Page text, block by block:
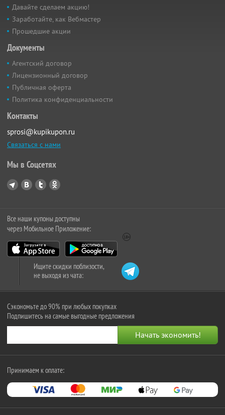
Давайте сделаем акцию!
Заработайте, как Вебмастер
Прошедшие акции
Документы
Агентский договор
Лицензионный договор
Публичная оферта
Политика конфиденциальности
Контакты
sprosi@kupikupon.ru
Связаться с нами
Мы в Соцсетях
Все наши купоны доступны
через Мобильное Приложение:
Ищите скидки поблизости,
не выходя из чата:
Сэкономьте до 90% при любых покупках
Подпишитесь на самые выгодные предложения
Принимаем к оплате: